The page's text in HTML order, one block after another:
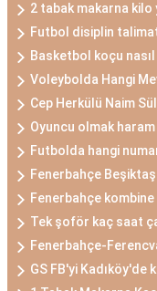
2 tabak makarna kilo
Futbol disiplin
Basketbol koçu
Voleybolda Hangi
Cep Herkülü Naim
Oyuncu olmak haram
Futbolda hangi
Fenerbahçe
Fenerbahçe
Tek şoför kaç saat
Fenerbahçe-
GS FB'yi Kadıköy'de